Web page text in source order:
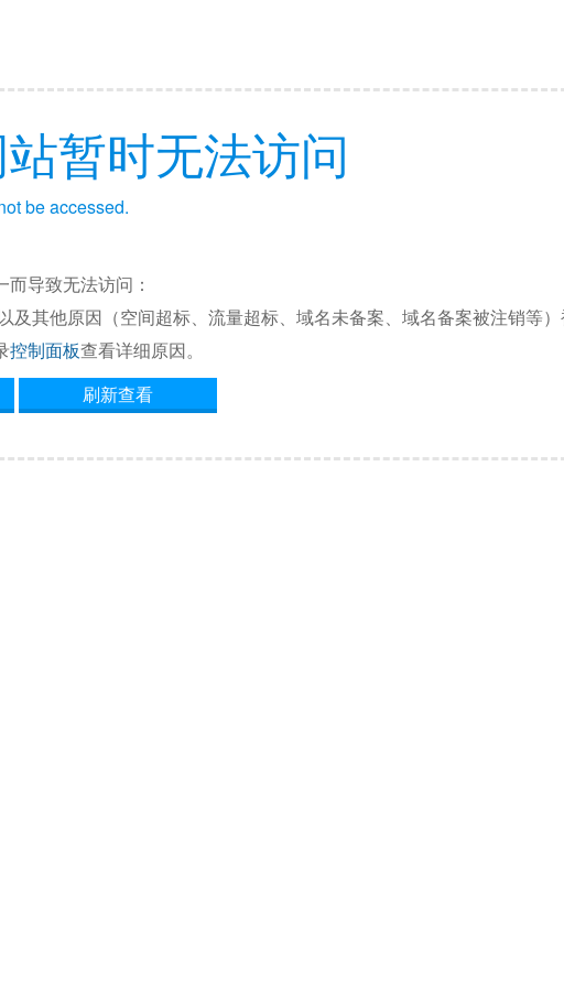
暂时无法访问
be accessed.
导致无法访问：
及其他原因（空间超标、流量超标、域名未备案、域名备案被注销等）
控制面板查看详细原因。
刷新查看